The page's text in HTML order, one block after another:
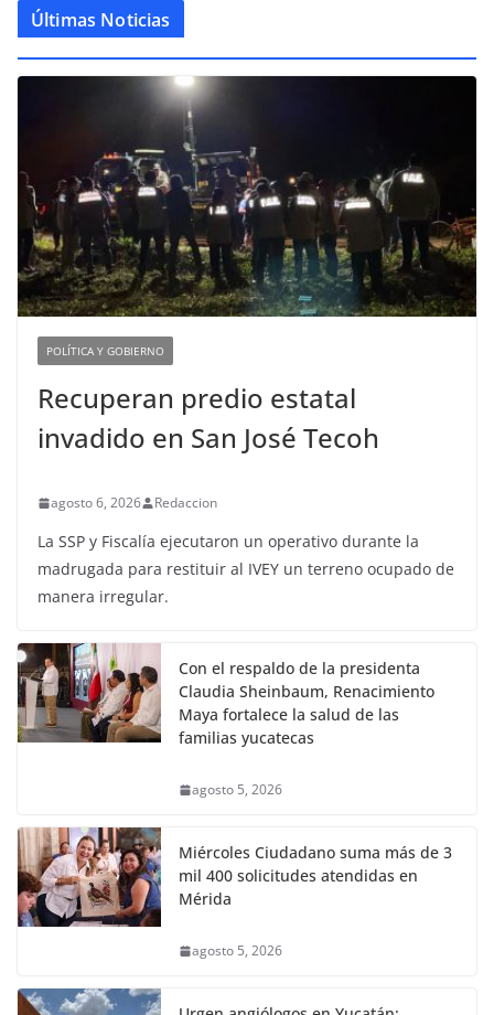
Últimas Noticias
POLÍTICA Y GOBIERNO
Recuperan predio estatal
invadido en San José Tecoh
agosto 6, 2026 Redaccion
La SSP y Fiscalía ejecutaron un operativo durante la
madrugada para restituir al IVEY un terreno ocupado de
manera irregular.
Con el respaldo de la presidenta
Claudia Sheinbaum, Renacimiento
Maya fortalece la salud de las
familias yucatecas
agosto 5, 2026
Miércoles Ciudadano suma más de 3
mil 400 solicitudes atendidas en
Mérida
agosto 5, 2026